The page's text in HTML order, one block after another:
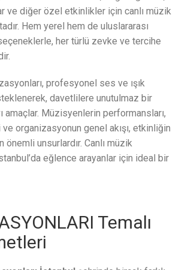
ve diğer özel etkinlikler için canlı müzik
Hem yerel hem de uluslararası
her türlü zevke ve tercihe
profesyonel ses ve ışık
davetlilere unutulmaz bir
amaçlar. Müzisyenlerin performansları,
organizasyonun genel akışı, etkinliğin
unsurlardır. Canlı müzik
eğlence arayanlar için ideal bir
Temalı